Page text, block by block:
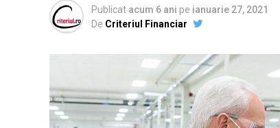
Publicat acum 6 ani pe ianuarie 27, 2021
De Criteriul Financiar